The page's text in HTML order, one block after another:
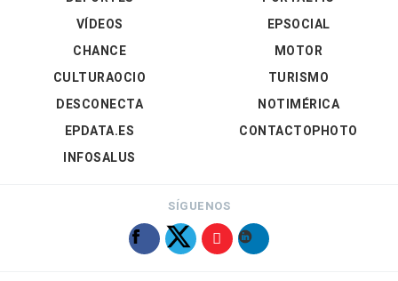
VÍDEOS
EPSOCIAL
CHANCE
CULTURAOCIO
DESCONECTA
EPDATA.ES
INFOSALUS
MOTOR
TURISMO
NOTIMÉRICA
CONTACTOPHOTO
SÍGUENOS